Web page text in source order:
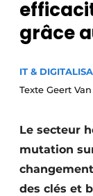
grâce
IT &
Texte Geert
Le secteur
mutation
des clés et